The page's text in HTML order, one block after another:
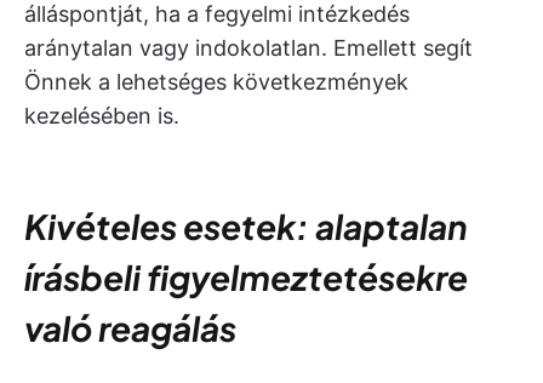
álláspontját, ha a fegyelmi intézkedés
aránytalan vagy indokolatlan. Emellett segít
Önnek a lehetséges következmények
kezelésében is.
Kivételes esetek: alaptalan
írásbeli figyelmeztetésekre
való reagálás